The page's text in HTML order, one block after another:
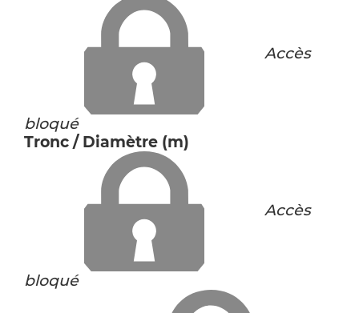
Accès
bloqué
Tronc / Diamètre (m)
Accès
bloqué